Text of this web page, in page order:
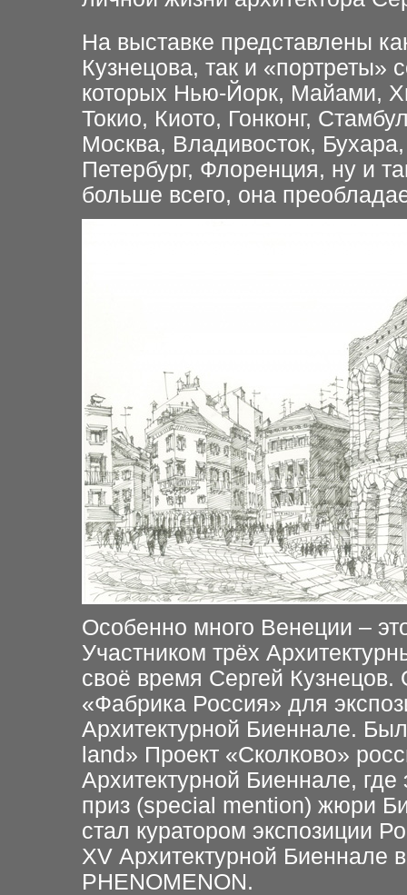
На выставке представлены
Кузнецова, так и «портреты»
которых Нью-Йорк, Майами,
Токио, Киото, Гонконг,
Москва, Владивосток,
Петербург, Флоренция, ну и
больше всего, она
Особенно много Венеции –
Участником трёх
своё время Сергей
«Фабрика Россия» для
Архитектурной Биеннале.
land» Проект «Сколково»
Архитектурной Биеннале,
приз (special mention) жюри
стал куратором экспозиции
XV Архитектурной Биеннале
PHENOMENON.